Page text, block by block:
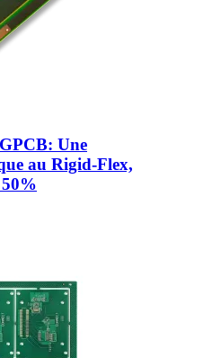
Une
au Rigid-Flex,
50%